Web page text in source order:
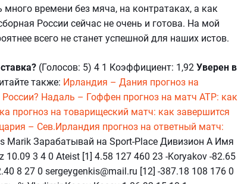
времени без мяча, на контратаках, а как
России сейчас не очень и готова. На мой
всего не станет успешной для наших истов.
(Голосов: 5) 4 1 Коэффициент: 1,92 Уверен в
также: Ирландия – Дания прогноз на
Надаль – Гоффен прогноз на матч АТР: как
прогноз на товарищеский матч: как завершится
– Сев.Ирландия прогноз на ответный матч:
Marik Зарабатывай на Sport-Place Дивизион А Имя
3 4 0 Ateist [1] 4.58 127 460 23 -Koryakov -82.65
8 27 0 sergeygenkis@mail.ru [12] -387.18 108 176 0